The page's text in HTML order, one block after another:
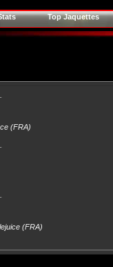
Top Jaquettes
(FRA)
(FRA)